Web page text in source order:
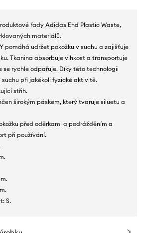
řady Adidas End Plastic Waste,
materiálů.
pomáhá udržet pokožku v suchu a zajišťuje
Tkanina absorbuje vlhkost a transportuje
se rychle odpařuje. Díky této technologii
při jakékoli fyzické aktivitě.
střih.
širokým páskem, který tvaruje siluetu a
před oděrkami a podrážděním a
při používání.
S.